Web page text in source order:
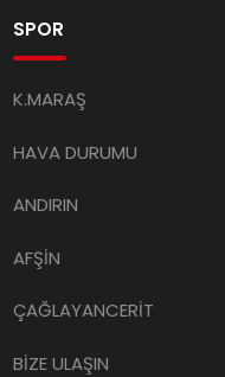
SPOR
K.MARAŞ
HAVA DURUMU
ANDIRIN
AFŞİN
ÇAĞLAYANCERİT
BİZE ULAŞIN